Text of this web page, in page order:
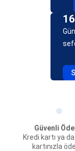
16
Güvenli
Kredi kartı ya
kartınızla